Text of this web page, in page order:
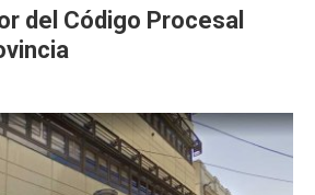
del Código Procesal